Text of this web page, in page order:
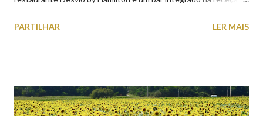
peças históricas cedidas pela IP Património que homenageiam a
PARTILHAR LER MAIS